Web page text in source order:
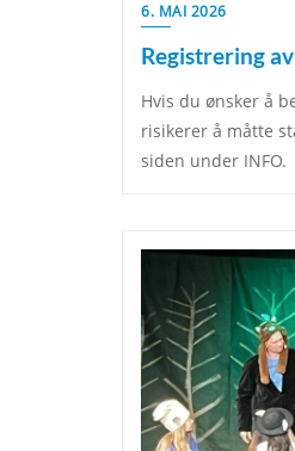
6. MAI 2026
Registrering
Hvis du ønsker å
risikerer å måtte
siden under INFO.